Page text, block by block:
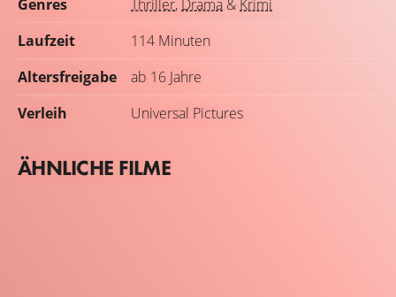
Genres Thriller, Drama & Krimi
Laufzeit
114 Minuten
Altersfreigabe
ab 16 Jahre
Verleih
Universal Pictures
ÄHNLICHE FILME